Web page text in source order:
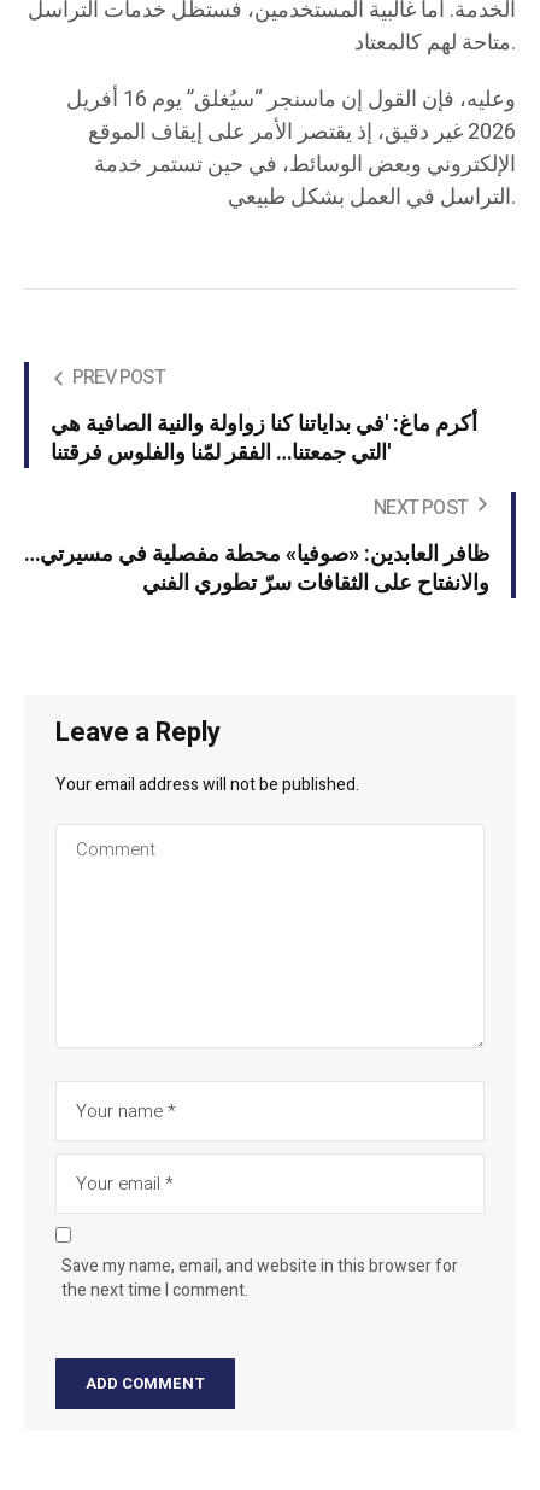
الخدمة. أما غالبية المستخدمين، فستظل خدمات التراسل
متاحة لهم كالمعتاد.
وعليه، فإن القول إن ماسنجر “سيُغلق” يوم 16 أفريل
2026 غير دقيق، إذ يقتصر الأمر على إيقاف الموقع
الإلكتروني وبعض الوسائط، في حين تستمر خدمة
التراسل في العمل بشكل طبيعي.
PREV POST
أكرم ماغ: 'في بداياتنا كنا زواولة والنية الصافية هي
التي جمعتنا… الفقر لمّنا والفلوس فرقتنا'
NEXT POST
ظافر العابدين: «صوفيا» محطة مفصلية في مسيرتي…
والانفتاح على الثقافات سرّ تطوري الفني
Leave a Reply
Your email address will not be published.
Save my name, email, and website in this browser for
the next time I comment.